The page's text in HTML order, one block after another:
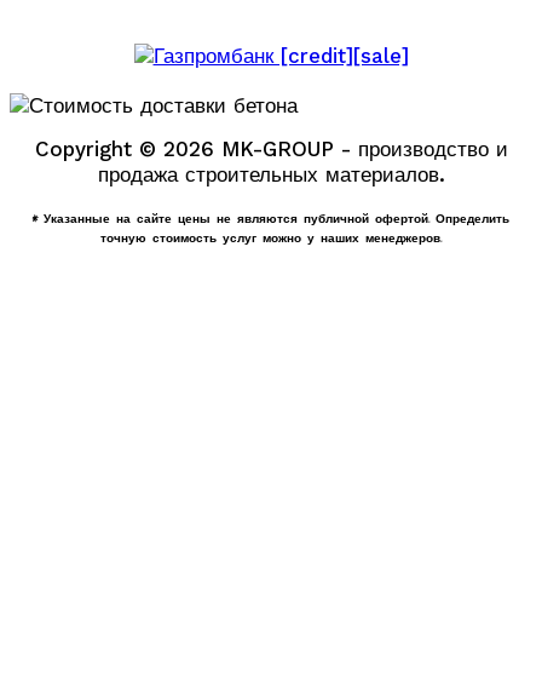
Copyright © 2026 MK-GROUP - производство и
продажа строительных материалов.
* Указанные на сайте цены не являются публичной офертой. Определить
точную стоимость услуг можно у наших менеджеров.